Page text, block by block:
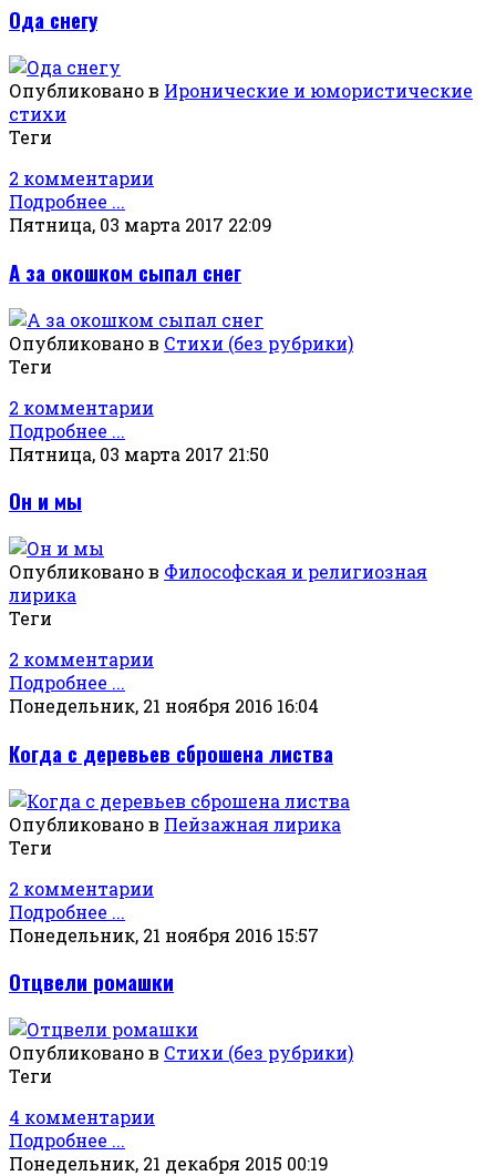
Ода снегу
Опубликовано в Иронические и юмористические
стихи
Теги
2 комментарии
Подробнее ...
Пятница, 03 марта 2017 22:09
А за окошком сыпал снег
Опубликовано в Стихи (без рубрики)
Теги
2 комментарии
Подробнее ...
Пятница, 03 марта 2017 21:50
Он и мы
Опубликовано в Философская и религиозная
лирика
Теги
2 комментарии
Подробнее ...
Понедельник, 21 ноября 2016 16:04
Когда с деревьев сброшена листва
Опубликовано в Пейзажная лирика
Теги
2 комментарии
Подробнее ...
Понедельник, 21 ноября 2016 15:57
Отцвели ромашки
Опубликовано в Стихи (без рубрики)
Теги
4 комментарии
Подробнее ...
Понедельник, 21 декабря 2015 00:19